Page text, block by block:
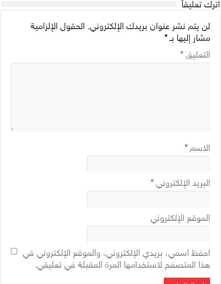
اترك تعليقاً
لن يتم نشر عنوان بريدك الإلكتروني. الحقول الإلزامية
مشار إليها بـ*
التعليق*
الاسم*
البريد الإلكتروني*
الموقع الإلكتروني
احفظ اسمي، بريدي الإلكتروني، والموقع الإلكتروني في
هذا المتصفح لاستخدامها المرة المقبلة في تعليقي.